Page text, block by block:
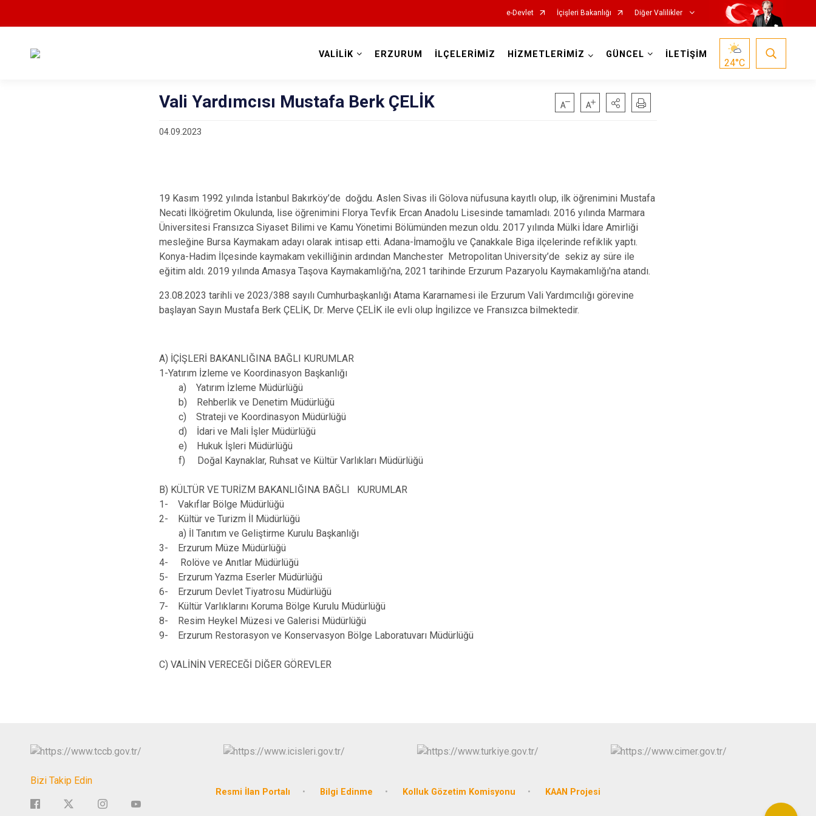
e-Devlet İçişleri Bakanlığı Diğer Valilikler
VALİLİK ERZURUM İLÇELERİMİZ HİZMETLERİMİZ GÜNCEL İLETİŞİM
24°C
Vali Yardımcısı Mustafa Berk ÇELİK
04.09.2023
19 Kasım 1992 yılında İstanbul Bakırköy’de doğdu. Aslen Sivas ili Gölova nüfusuna kayıtlı olup, ilk öğrenimini Mustafa
Necati İlköğretim Okulunda, lise öğrenimini Florya Tevfik Ercan Anadolu Lisesinde tamamladı. 2016 yılında Marmara
Üniversitesi Fransızca Siyaset Bilimi ve Kamu Yönetimi Bölümünden mezun oldu. 2017 yılında Mülki İdare Amirliği
mesleğine Bursa Kaymakam adayı olarak intisap etti. Adana-İmamoğlu ve Çanakkale Biga ilçelerinde refiklik yaptı.
Konya-Hadim İlçesinde kaymakam vekilliğinin ardından Manchester Metropolitan University’de sekiz ay süre ile
eğitim aldı. 2019 yılında Amasya Taşova Kaymakamlığı'na, 2021 tarihinde Erzurum Pazaryolu Kaymakamlığı'na atandı.
23.08.2023 tarihli ve 2023/388 sayılı Cumhurbaşkanlığı Atama Kararnamesi ile Erzurum Vali Yardımcılığı görevine
başlayan Sayın Mustafa Berk ÇELİK, Dr. Merve ÇELİK ile evli olup İngilizce ve Fransızca bilmektedir.
A) İÇİŞLERİ BAKANLIĞINA BAĞLI KURUMLAR
1-Yatırım İzleme ve Koordinasyon Başkanlığı
a) Yatırım İzleme Müdürlüğü
b) Rehberlik ve Denetim Müdürlüğü
c) Strateji ve Koordinasyon Müdürlüğü
d) İdari ve Mali İşler Müdürlüğü
e) Hukuk İşleri Müdürlüğü
f) Doğal Kaynaklar, Ruhsat ve Kültür Varlıkları Müdürlüğü
B) KÜLTÜR VE TURİZM BAKANLIĞINA BAĞLI KURUMLAR
1- Vakıflar Bölge Müdürlüğü
2- Kültür ve Turizm İl Müdürlüğü
a) İl Tanıtım ve Geliştirme Kurulu Başkanlığı
3- Erzurum Müze Müdürlüğü
4- Rolöve ve Anıtlar Müdürlüğü
5- Erzurum Yazma Eserler Müdürlüğü
6- Erzurum Devlet Tiyatrosu Müdürlüğü
7- Kültür Varlıklarını Koruma Bölge Kurulu Müdürlüğü
8- Resim Heykel Müzesi ve Galerisi Müdürlüğü
9- Erzurum Restorasyon ve Konservasyon Bölge Laboratuvarı Müdürlüğü
C) VALİNİN VERECEĞİ DİĞER GÖREVLER
Bizi Takip Edin
Resmi İlan Portalı Bilgi Edinme Kolluk Gözetim Komisyonu KAAN Projesi